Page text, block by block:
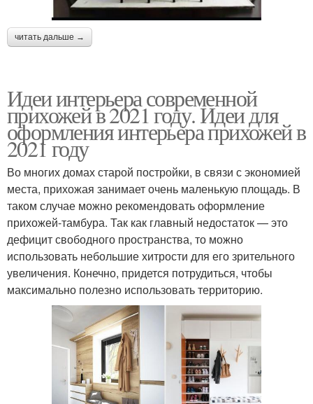
читать дальше →
Идеи интерьера современной
прихожей в 2021 году. Идеи для
оформления интерьера прихожей в
2021 году
Во многих домах старой постройки, в связи с экономией
места, прихожая занимает очень маленькую площадь. В
таком случае можно рекомендовать оформление
прихожей-тамбура. Так как главный недостаток — это
дефицит свободного пространства, то можно
использовать небольшие хитрости для его зрительного
увеличения. Конечно, придется потрудиться, чтобы
максимально полезно использовать территорию.